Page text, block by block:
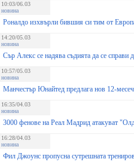
10:03/06.03
новина
Роналдо изхвърли бившия си тим от
14:20/05.03
новина
Сър Алекс се надява съдията да се справи
10:57/05.03
новина
Манчестър Юнайтед предлага нов 12-
16:35/04.03
новина
3000 фенове на Реал Мадрид атакуват
16:28/04.03
новина
Фил Джоунс пропусна сутрешната